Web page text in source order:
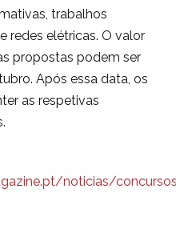
trabalhos
redes elétricas. O valor
propostas podem ser
Após essa data, os
as respetivas
noticias/